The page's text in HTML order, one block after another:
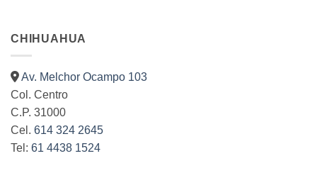
CHIHUAHUA
Av. Melchor Ocampo 103
Col. Centro
C.P. 31000
Cel. 614 324 2645
Tel: 61 4438 1524